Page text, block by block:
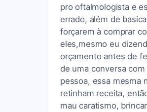
pro oftalmologista e
errado, além de
forçarem à comprar
eles,mesmo eu
orçamento antes de
de uma conversa com
pessoa, essa mesma
retinham receita,
mau caratismo,